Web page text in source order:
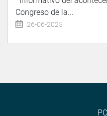
Congreso de la...
26-06-2025